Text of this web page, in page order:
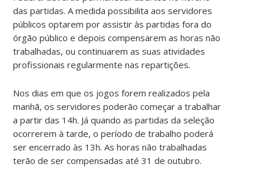
das partidas. A medida possibilita aos servidores
públicos optarem por assistir às partidas fora do
órgão público e depois compensarem as horas não
trabalhadas, ou continuarem as suas atividades
profissionais regularmente nas repartições.
Nos dias em que os jogos forem realizados pela
manhã, os servidores poderão começar a trabalhar
a partir das 14h. Já quando as partidas da seleção
ocorrerem à tarde, o período de trabalho poderá
ser encerrado às 13h. As horas não trabalhadas
terão de ser compensadas até 31 de outubro.